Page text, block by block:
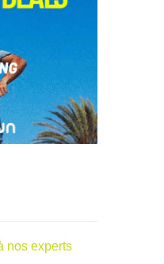
nos experts